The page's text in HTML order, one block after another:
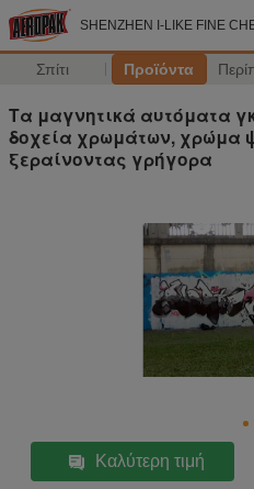
SHENZHEN I-LIKE FINE
Σπίτι Προϊόντα
Τα μαγνητικά αυτόματα
δοχεία χρωμάτων, χρώμα
ξεραίνοντας γρήγορα
Καλύτερη τιμή